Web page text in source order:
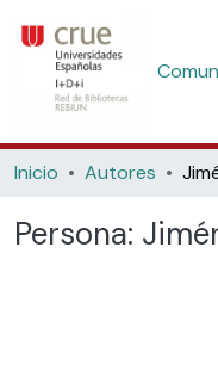
Inicio Autores
Persona: